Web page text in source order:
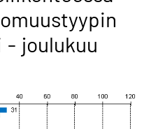
- joulukuu